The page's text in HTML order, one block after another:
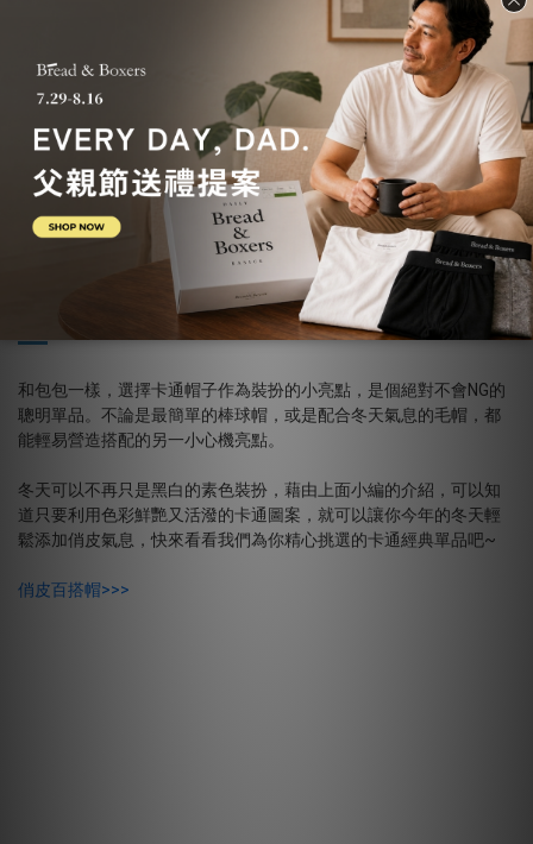
另外，上班族的正式裝扮通常會給人較為嚴肅或成熟的感覺，如果
想要淡化這種強烈感，也可以選擇有卡通圖案的包包穿搭，藉由趣
味的衝突美感，跳脫既有的拘泥框架喔。
衝突也是一種美感>>>
卡通圖像穿上身-3. 帽子類
和包包一樣，選擇卡通帽子作為裝扮的小亮點，是個絕對不會NG的
聰明單品。不論是最簡單的棒球帽，或是配合冬天氣息的毛帽，都
能輕易營造搭配的另一小心機亮點。
冬天可以不再只是黑白的素色裝扮，藉由上面小編的介紹，可以知
道只要利用色彩鮮艷又活潑的卡通圖案，就可以讓你今年的冬天輕
鬆添加俏皮氣息，快來看看我們為你精心挑選的卡通經典單品吧~
俏皮百搭帽>>>